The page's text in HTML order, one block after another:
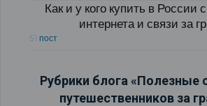
Как и у кого купить в России
интернета и связи за
51 пост
Рубрики блога «Полезные
путешественников за